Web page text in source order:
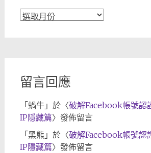
文
留言回應
「 蝸牛」於〈破解Facebook帳號認
IP隱藏篇〉發佈留言
「 黑熊 」於〈破解Facebook帳號認
IP隱藏篇〉發佈留言